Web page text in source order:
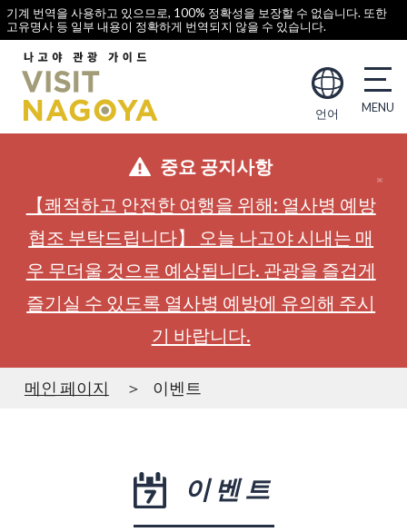
기계 번역을 사용하고 있으므로, 100% 정확성을 보장할 수 없습니다. 또한
고유명사 등 일부 내용이 정확하게 번역되지 않을 수 있습니다.
언어
중요 공지사항
【쾌적하고 안전한 여행을 위해: 열사병 예방
협조 부탁드립니다】 오늘 나고야 시내는 매
우 무더울 것으로 예상됩니다. 관광을 즐겁게
즐기실 수 있도록 열사병 예방에 유의해 주시
기 바랍니다.
메인 페이지 이벤트
이벤트